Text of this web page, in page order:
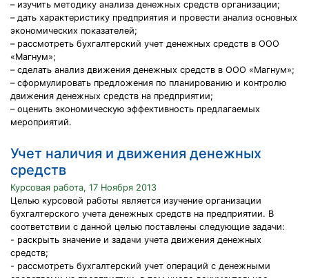
– изучить методику анализа денежных средств организации;
– дать характеристику предприятия и провести анализ основных
экономических показателей;
– рассмотреть бухгалтерский учет денежных средств в ООО
«Магнум»;
– сделать анализ движения денежных средств в ООО «Магнум»;
– сформулировать предложения по планированию и контролю
движения денежных средств на предприятии;
– оценить экономическую эффективность предлагаемых
мероприятий.
Учет наличия и движения денежных
средств
Курсовая работа, 17 Ноября 2013
Целью курсовой работы является изучение организации
бухгалтерского учета денежных средств на предприятии. В
соответствии с данной целью поставлены следующие задачи:
- раскрыть значение и задачи учета движения денежных
средств;
- рассмотреть бухгалтерский учет операций с денежными